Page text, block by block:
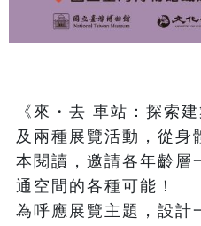
《來・去 車站：探索
及兩種展覽活動，從身
本閱讀，邀請各年齡層
通空間的各種可能！
為呼應展覽主題，設計